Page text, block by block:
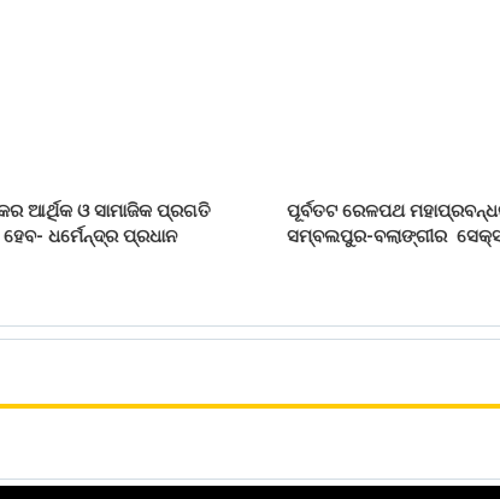
ଆର୍ଥିକ ଓ ସାମାଜିକ ପ୍ରଗତି
ଧର୍ମେନ୍ଦ୍ର ପ୍ରଧାନ
ପୂର୍ବତଟ ରେଳପଥ
ସମ୍ବଲପୁର-ବଲାଙ୍ଗୀର